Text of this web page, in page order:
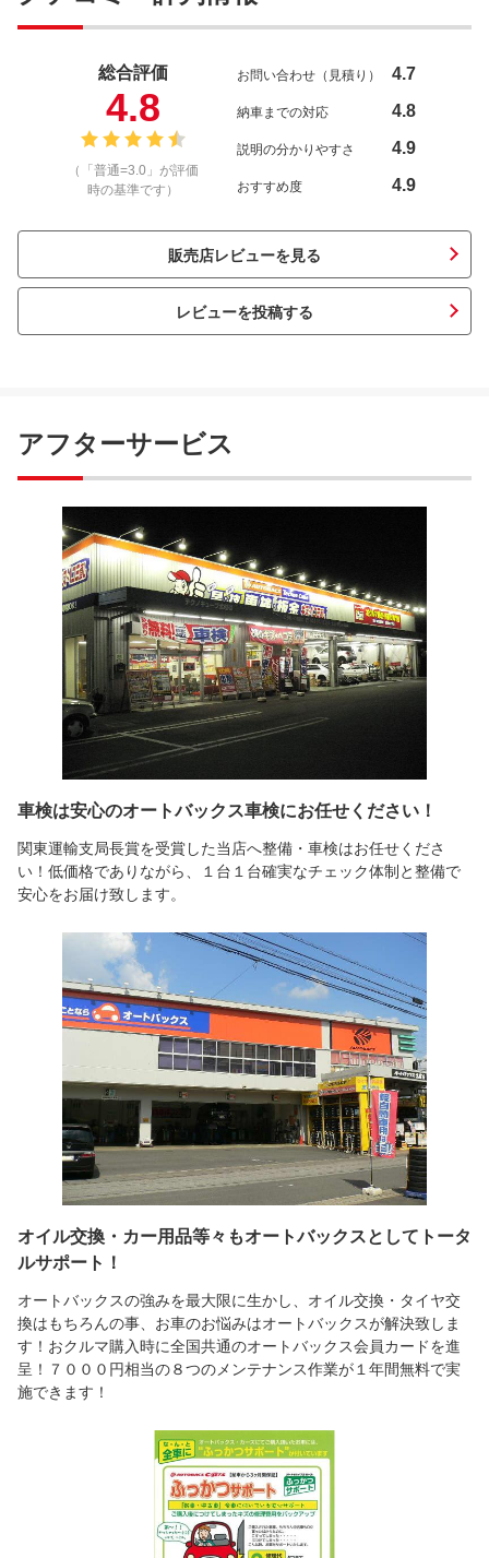
総合評価
4.8
（「普通=3.0」が評価
時の基準です）
お問い合わせ（見積り） 4.7
納車までの対応 4.8
説明の分かりやすさ 4.9
おすすめ度 4.9
販売店レビューを見る
レビューを投稿する
アフターサービス
車検は安心のオートバックス車検にお任せください！
関東運輸支局長賞を受賞した当店へ整備・車検はお任せくださ
い！低価格でありながら、１台１台確実なチェック体制と整備で
安心をお届け致します。
オイル交換・カー用品等々もオートバックスとしてトータ
ルサポート！
オートバックスの強みを最大限に生かし、オイル交換・タイヤ交
換はもちろんの事、お車のお悩みはオートバックスが解決致しま
す！おクルマ購入時に全国共通のオートバックス会員カードを進
呈！７０００円相当の８つのメンテナンス作業が１年間無料で実
施できます！